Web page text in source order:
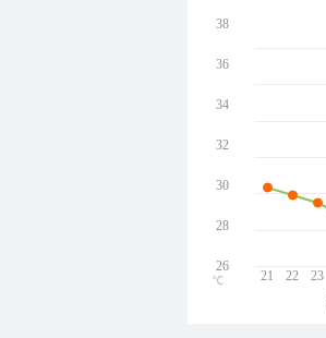
21 22 23
38
36
34
32
30
28
26
℃